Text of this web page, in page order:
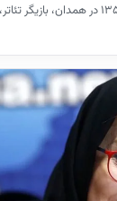
فقیهه سلطانی متولد ۲۹ مرداد ۱۳۵۳ در